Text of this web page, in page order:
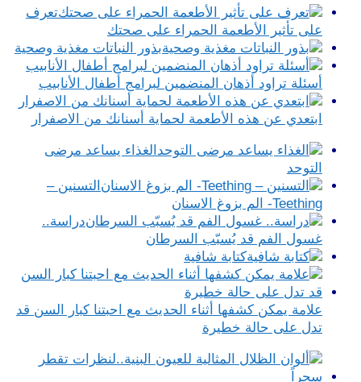
تعرف
على تأثير الأطعمة الحمراء على صحتك
بذور النباتات مغذية وصحية
أسئلة تراود أذهان المنضمين لبرامج أطفال الأنابيب
ابتعدي عن هذه الأطعمة لحماية أسنانك من الاصفرار
الغذاء يساعد مرضى
التوحد
التسنين –
Teething- الم بزوغ الاسنان
دراسة..
غسول الفم قد يُسبّب السرطان
كتابة شافية
علامة يمكن كشفها أثناء الحديث مع احبتنا كبار السن قد
تدل على حالة خطيرة